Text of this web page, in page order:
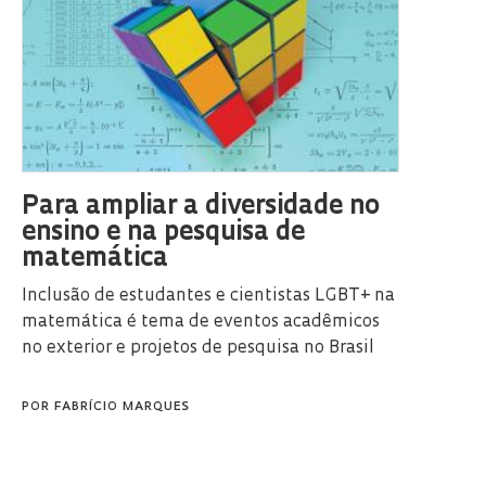
Para ampliar a diversidade no
ensino e na pesquisa de
matemática
Inclusão de estudantes e cientistas LGBT+ na
matemática é tema de eventos acadêmicos
no exterior e projetos de pesquisa no Brasil
POR FABRÍCIO MARQUES